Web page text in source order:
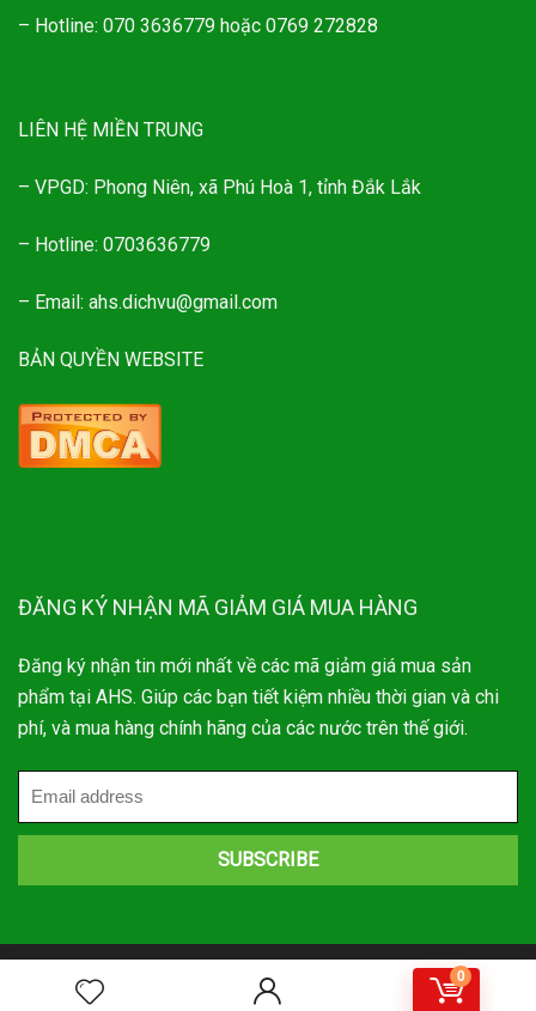
0
– Hotline: 070 3636779 hoặc 0769 272828
LIÊN HỆ MIỀN TRUNG
– VPGD: Phong Niên, xã Phú Hoà 1, tỉnh Đắk Lắk
– Hotline: 0703636779
– Email: ahs.dichvu@gmail.com
BẢN QUYỀN WEBSITE
ĐĂNG KÝ NHẬN MÃ GIẢM GIÁ MUA HÀNG
Đăng ký nhận tin mới nhất về các mã giảm giá mua sản
phẩm tại AHS. Giúp các bạn tiết kiệm nhiều thời gian và chi
phí, và mua hàng chính hãng của các nước trên thế giới.
© Copyright 2024 | AHS 24H All Right Reserved | Design By
maymocthietbi.net